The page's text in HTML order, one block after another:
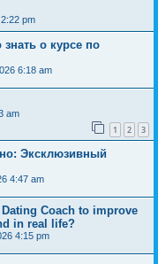
pm
о курсе по
6:18 am
am
1 2 3
Эксклюзивный
4:47 am
Coach to improve
in real life?
4:15 pm